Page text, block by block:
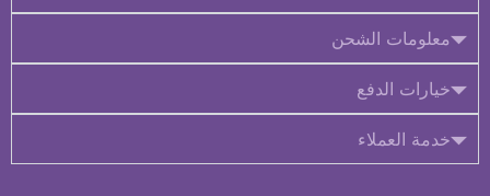
معلومات الشحن
خيارات الدفع
خدمة العملاء